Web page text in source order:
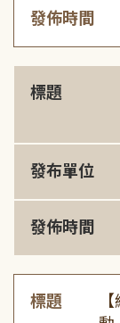
發佈時間
標題
發布單位
發佈時間
標題